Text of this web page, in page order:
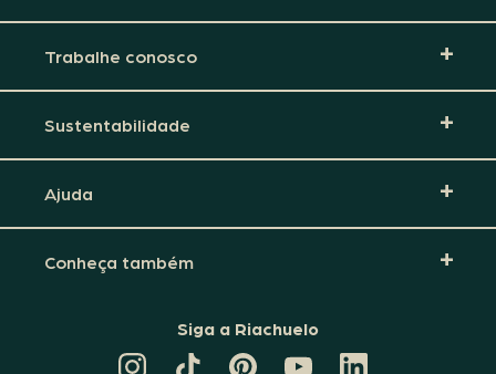
Trabalhe conosco
Sustentabilidade
Ajuda
Conheça também
Siga a Riachuelo
CANAL